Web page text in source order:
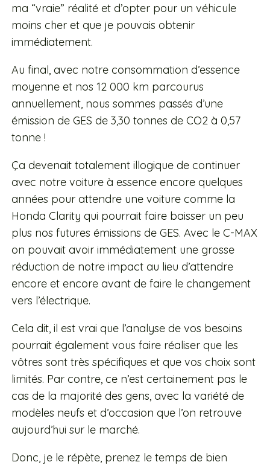
ma “vraie” réalité et d’opter pour un véhicule
moins cher et que je pouvais obtenir
immédiatement.
Au final, avec notre consommation d’essence
moyenne et nos 12 000 km parcourus
annuellement, nous sommes passés d’une
émission de GES de 3,30 tonnes de CO2 à 0,57
tonne !
Ça devenait totalement illogique de continuer
avec notre voiture à essence encore quelques
années pour attendre une voiture comme la
Honda Clarity qui pourrait faire baisser un peu
plus nos futures émissions de GES. Avec le C-MAX
on pouvait avoir immédiatement une grosse
réduction de notre impact au lieu d’attendre
encore et encore avant de faire le changement
vers l’électrique.
Cela dit, il est vrai que l’analyse de vos besoins
pourrait également vous faire réaliser que les
vôtres sont très spécifiques et que vos choix sont
limités. Par contre, ce n’est certainement pas le
cas de la majorité des gens, avec la variété de
modèles neufs et d’occasion que l’on retrouve
aujourd’hui sur le marché.
Donc, je le répète, prenez le temps de bien